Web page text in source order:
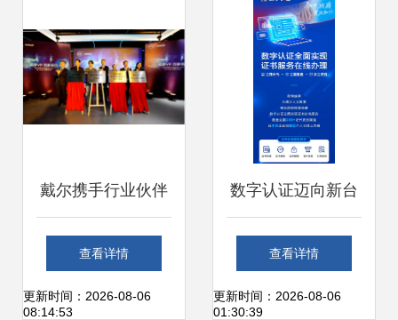
戴尔携手行业伙伴
成立VR联合实验室
助力教育行业创新
查看详情
更新时间：2026-08-06
08:14:53
数字认证迈向新台
阶 证书服务与数字
内容制作全面实现
查看详情
更新时间：2026-08-06
01:30:39